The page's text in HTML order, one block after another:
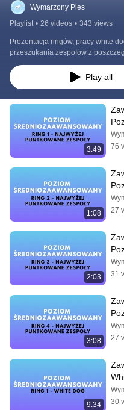
Wymarzony Pies
Playlist • 26 videos • 343 views
Prezentacja ringów, pracy white
przeszukania zespołów z
wzrostu.
Play all
3:49
76
1:08
27
2:03
31
3:08
27
9:34
30